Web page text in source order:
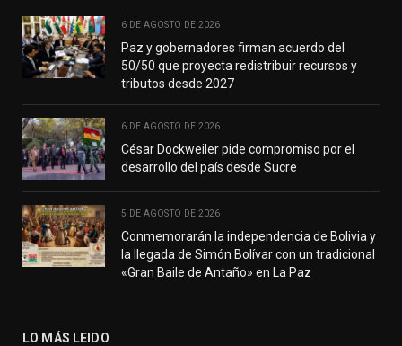
6 DE AGOSTO DE 2026
Paz y gobernadores firman acuerdo del
50/50 que proyecta redistribuir recursos y
tributos desde 2027
6 DE AGOSTO DE 2026
César Dockweiler pide compromiso por el
desarrollo del país desde Sucre
5 DE AGOSTO DE 2026
Conmemorarán la independencia de Bolivia y
la llegada de Simón Bolívar con un tradicional
«Gran Baile de Antaño» en La Paz
LO MÁS LEIDO